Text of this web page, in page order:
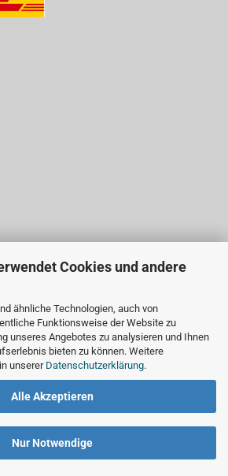
Cookies und andere
ähnliche Technologien, auch von
Funktionsweise der Website zu
unseres Angebotes zu analysieren und Ihnen
bieten zu können. Weitere
unserer Datenschutzerklärung.
Alle Akzeptieren
Nur Notwendige